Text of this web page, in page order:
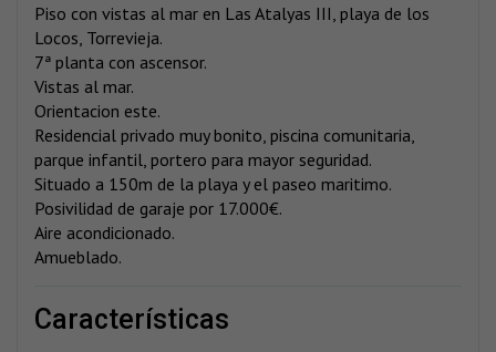
Piso con vistas al mar en Las Atalyas III, playa de los
Locos, Torrevieja.
7ª planta con ascensor.
Vistas al mar.
Orientacion este.
Residencial privado muy bonito, piscina comunitaria,
parque infantil, portero para mayor seguridad.
Situado a 150m de la playa y el paseo maritimo.
Posivilidad de garaje por 17.000€.
Aire acondicionado.
Amueblado.
características